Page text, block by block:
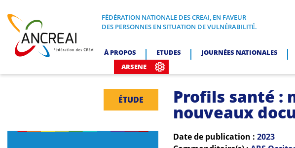
content
ANCREAI
FÉDÉRATION NATIONALE DES CREAI, EN FAVEUR DES
FÉDÉRATION NATIONALE DES CREAI, EN FAVEUR
DES PERSONNES EN SITUATION DE VULNÉRABILITÉ.
À PROPOS ETUDES JOURNÉES NATIONALES
ARSENE
ÉTUDE Profils santé :
nouveaux
Date de publication : 2023